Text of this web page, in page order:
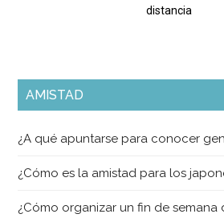
distancia
AMISTAD
¿A qué apuntarse para conocer
¿Cómo es la amistad para los
¿Cómo organizar un fin de semana